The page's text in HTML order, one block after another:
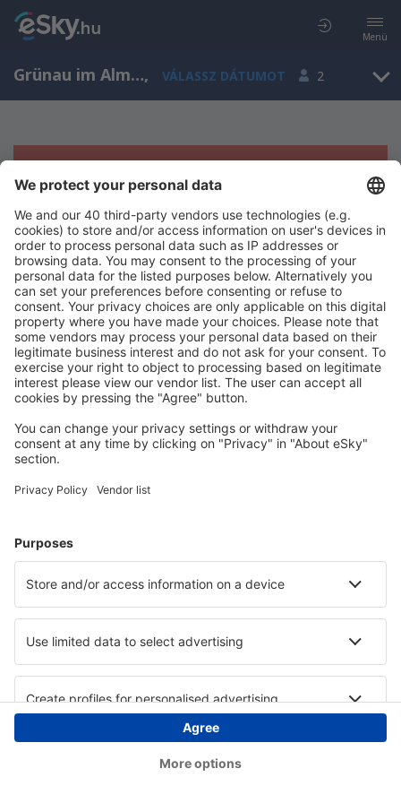
Menü
Grünau im Almtal, Upper Austria, Ausztria, VÁLASSZ DÁTUMOT 2
Sajnos semmilyen eredménnyel nem
szolgálhatunk.
Próbáld meg még egyszer más kritériumot kiválasztva
Copyright © eSky.hu Minden jog fenntartva.